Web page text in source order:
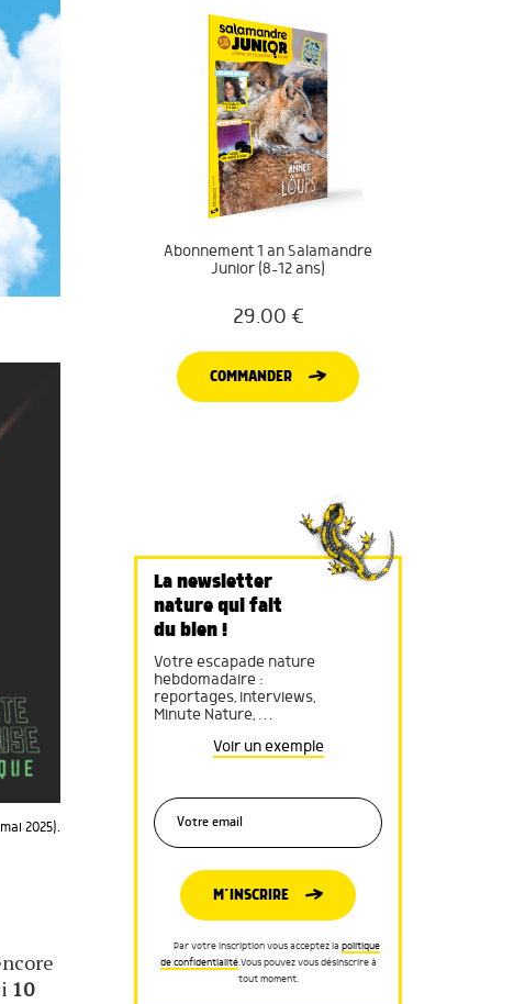
2025).
10
Abonnement 1 an Salamandre
Junior (8-12 ans)
29.00 €
COMMANDER
La newsletter
nature qui fait
du bien !
Votre escapade nature
hebdomadaire :
reportages, interviews,
Minute Nature, …
Voir un exemple
M’INSCRIRE
Par votre inscription vous acceptez la politique
de confidentialité.Vous pouvez vous désinscrire à
tout moment.